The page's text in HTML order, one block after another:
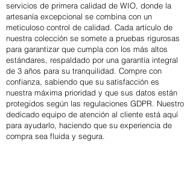
servicios de primera calidad de WIO, donde la
artesanía excepcional se combina con un
meticuloso control de calidad. Cada artículo de
nuestra colección se somete a pruebas rigurosas
para garantizar que cumpla con los más altos
estándares, respaldado por una garantía integral
de 3 años para su tranquilidad. Compre con
confianza, sabiendo que su satisfacción es
nuestra máxima prioridad y que sus datos están
protegidos según las regulaciones GDPR. Nuestro
dedicado equipo de atención al cliente está aquí
para ayudarlo, haciendo que su experiencia de
compra sea fluida y segura.